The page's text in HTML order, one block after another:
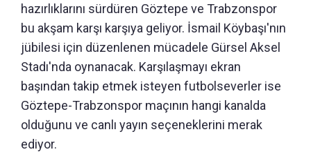
hazırlıklarını sürdüren Göztepe ve Trabzonspor
bu akşam karşı karşıya geliyor. İsmail Köybaşı'nın
jübilesi için düzenlenen mücadele Gürsel Aksel
Stadı'nda oynanacak. Karşılaşmayı ekran
başından takip etmek isteyen futbolseverler ise
Göztepe-Trabzonspor maçının hangi kanalda
olduğunu ve canlı yayın seçeneklerini merak
ediyor.